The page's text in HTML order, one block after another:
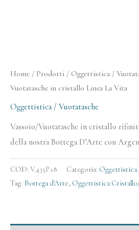
Home / Prodotti / Oggettistica /
Vuotatasche in cristallo Linea La Vita
Oggettistica / Vuotatasche
Vassoio/Vuotatasche in cristallo
della nostra Bottega D’Arte con
COD: V.435P.18 Categoria: Oggettistica
Tag: Bottega d'Arte, Oggettistica